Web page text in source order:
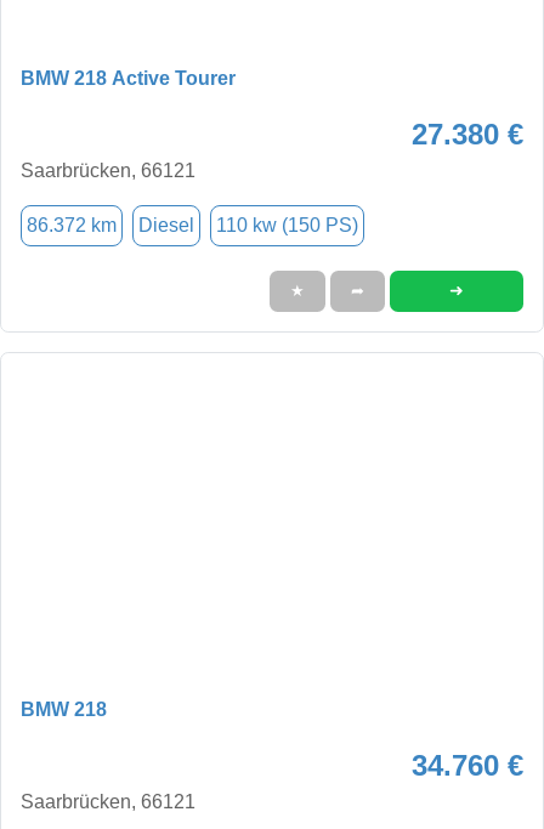
BMW 218 Active Tourer
27.380 €
Saarbrücken, 66121
86.372 km Diesel 110 kw (150 PS)
★ ➦ ➜
BMW 218
34.760 €
Saarbrücken, 66121